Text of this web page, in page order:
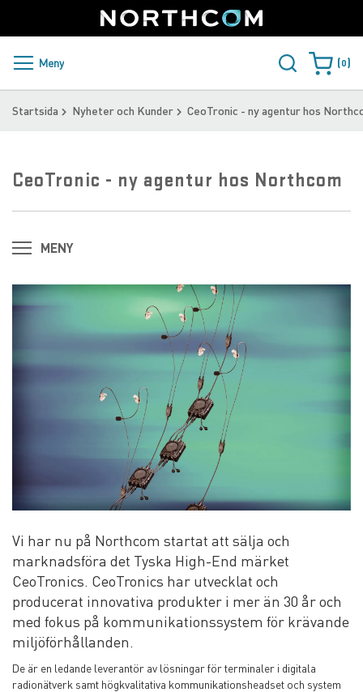
to
Content
Sweden
PRODUKTER OCH LÖSNINGAR
ÅTERFÖRSÄLJARE
LADDA NER
Meny Varukorgen
0
Startsida Nyheter och Kunder CeoTronic - ny agentur hos
CeoTronic - ny agentur hos Northcom
MENY
Vi har nu på Northcom startat att sälja och
marknadsföra det Tyska High-End märket
CeoTronics. CeoTronics har utvecklat och
producerat innovativa produkter i mer än 30 år och
med fokus på kommunikationssystem för krävande
miljöförhållanden.
De är en ledande leverantör av lösningar för terminaler i digitala
radionätverk samt högkvalitativa kommunikationsheadset och system